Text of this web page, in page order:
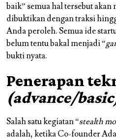
baik” semua hal tersebut
dibuktikan dengan traksi
Anda peroleh. Semua ide
belum tentu bakal menjadi “
bukti nyata.
Penerapan
(advance/
Salah satu kegiatan “stealth
adalah, ketika Co-founder